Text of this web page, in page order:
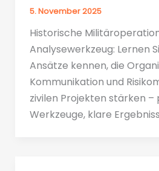
5. November 2025
Historische
Analysewerkzeug: Lernen
Ansätze kennen, die
Kommunikation und
zivilen Projekten stärken –
Werkzeuge, klare